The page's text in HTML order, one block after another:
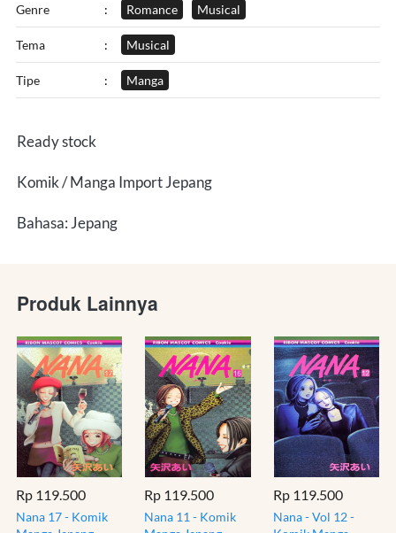
Genre : Romance Musical
Tema : Musical
Tipe : Manga
Ready stock
Komik / Manga Import Jepang
Bahasa: Jepang
Produk Lainnya
Rp 119.500
Nana 17 - Komik
Rp 119.500
Nana 11 - Komik
Rp 119.500
Nana - Vol 12 -